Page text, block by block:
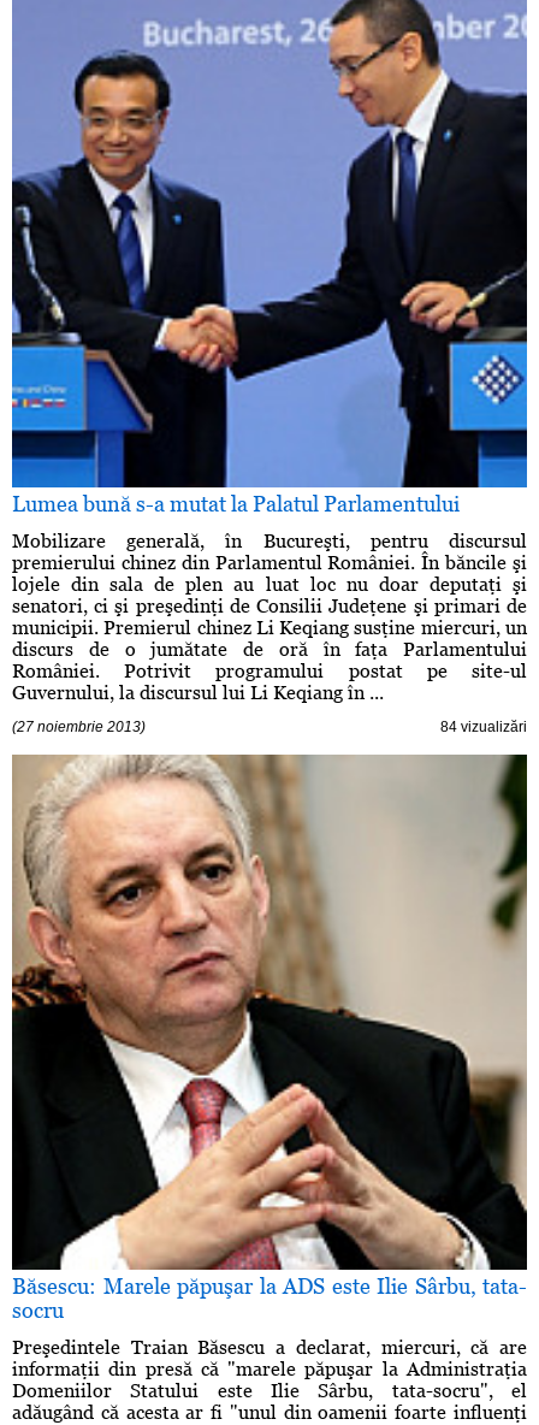
Lumea bună s-a mutat la Palatul Parlamentului
Mobilizare generală, în Bucureşti, pentru discursul
premierului chinez din Parlamentul României. În băncile şi
lojele din sala de plen au luat loc nu doar deputaţi şi
senatori, ci şi preşedinţi de Consilii Judeţene şi primari de
municipii. Premierul chinez Li Keqiang susţine miercuri, un
discurs de o jumătate de oră în faţa Parlamentului
României. Potrivit programului postat pe site-ul
Guvernului, la discursul lui Li Keqiang în ...
(27 noiembrie 2013) 84 vizualizări
Băsescu: Marele păpuşar la ADS este Ilie Sârbu, tata-
socru
Preşedintele Traian Băsescu a declarat, miercuri, că are
informaţii din presă că "marele păpuşar la Administraţia
Domeniilor Statului este Ilie Sârbu, tata-socru", el
adăugând că acesta ar fi "unul din oamenii foarte influenţi